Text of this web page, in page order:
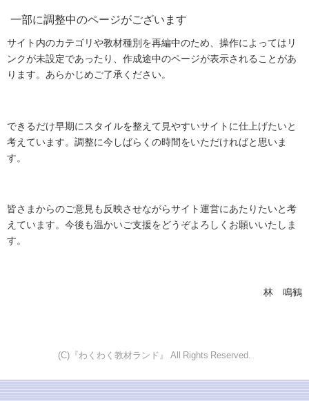
一部に調整中のページがございます
サイト内のカテゴリや教材種別を再編中のため、操作によってはリ
ンクが未設定であったり、作成途中のページが表示されることがあ
ります。あらかじめご了承ください。
できるだけ早期にスタイルを整えて見やすいサイトに仕上げたいと
考えています。調整に今しばらくの時間をいただければと思いま
す。
皆さまからのご意見も反映させながらサイト運営にあたりたいと考
えています。今後も温かいご支援をどうぞよろしくお願いいたしま
す。
林 鳴鶴
(C)『わくわく教材ランド』 All Rights Reserved.